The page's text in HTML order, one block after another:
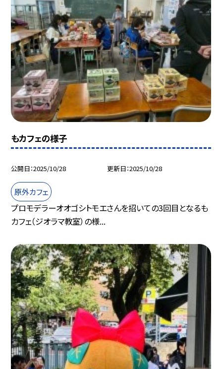
もカフェの様子
公開日 2025/10/28 更新日 2025/10/28
原外カフェ
プロモデラーオオゴシトモエさんを招いての3回目となるも
カフェ（ジオラマ教室）の様...